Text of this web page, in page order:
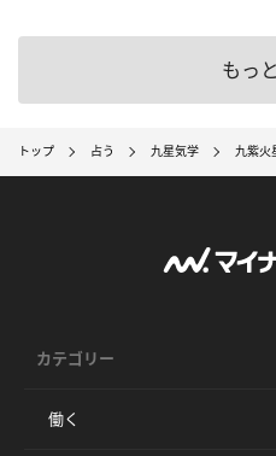
もっ
トップ 占う 九星気学 九紫火
カテゴリー
働く